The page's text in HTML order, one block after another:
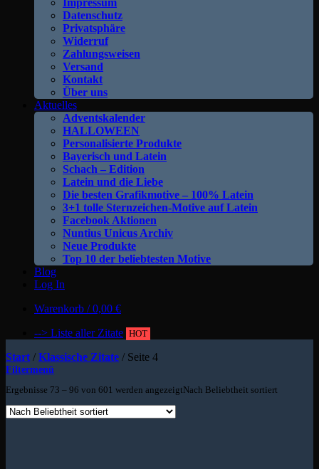
Impressum
Datenschutz
Privatsphäre
Widerruf
Zahlungsweisen
Versand
Kontakt
Über uns
Aktuelles
Adventskalender
HALLOWEEN
Personalisierte Produkte
Bayerisch und Latein
Schach – Edition
Latein und die Liebe
Die besten Grafikmotive – 100% Latein
3+1 tolle Sternzeichen-Motive auf Latein
Facebook Aktionen
Nuntius Unicus Archiv
Neue Produkte
Top 10 der beliebtesten Motive
Blog
Log In
Warenkorb /0,00 €
--> Liste aller Zitate HOT
Start / Klassische Zitate / Seite 4
Filtermenü
Ergebnisse 73 – 96 von 601 werden angezeigtNach Beliebtheit sortiert